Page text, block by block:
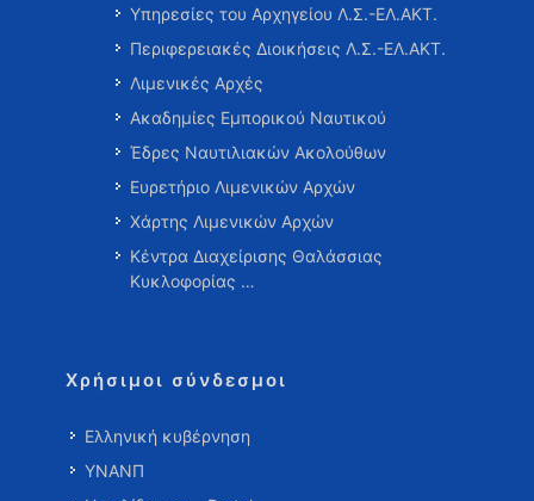
Υπηρεσίες του Αρχηγείου Λ.Σ.-ΕΛ.ΑΚΤ.
Περιφερειακές Διοικήσεις Λ.Σ.-ΕΛ.ΑΚΤ.
Λιμενικές Αρχές
Ακαδημίες Εμπορικού Ναυτικού
Έδρες Ναυτιλιακών Ακολούθων
Ευρετήριο Λιμενικών Αρχών
Χάρτης Λιμενικών Αρχών
Κέντρα Διαχείρισης Θαλάσσιας
Κυκλοφορίας …
Χρήσιμοι σύνδεσμοι
Ελληνική κυβέρνηση
ΥΝΑΝΠ